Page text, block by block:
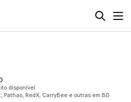
disponível
RedX, CarryBee e outras em BD